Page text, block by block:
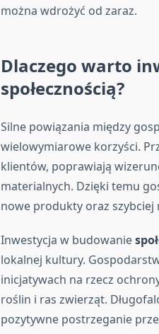
można wdrożyć od zaraz.
Dlaczego warto
społecznością?
Silne powiązania między
wielowymiarowe korzyści.
klientów, poprawiają
materialnych. Dzięki temu
nowe produkty oraz
Inwestycja w budowanie
lokalnej kultury.
inicjatywach na rzecz
roślin i ras zwierząt.
pozytywne postrzeganie